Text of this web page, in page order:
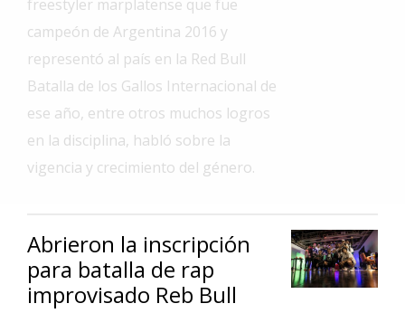
Policiales
Cartelera
Fotos
Familia
Clasificados
freestyler marplatense que fue
campeón de Argentina 2016 y
representó al país en la Red Bull
Batalla de los Gallos Internacional de
ese año, entre otros muchos logros
en la disciplina, habló sobre la
vigencia y crecimiento del género.
Abrieron la inscripción
para batalla de rap
improvisado Reb Bull